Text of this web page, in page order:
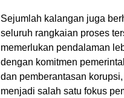
Sejumlah kalangan juga
seluruh rangkaian proses
memerlukan pendalaman
dengan komitmen
dan pemberantasan
menjadi salah satu fokus